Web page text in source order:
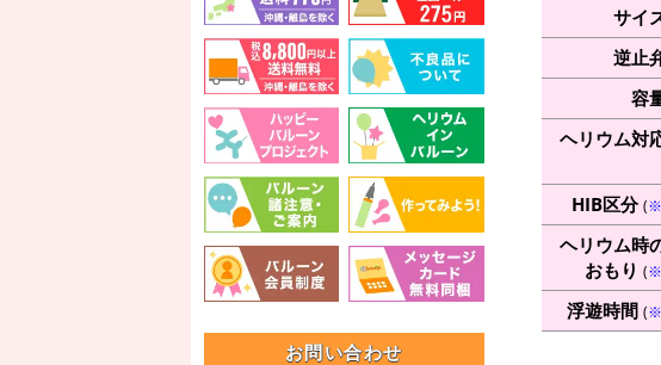
お問い合わせ
サイ
逆止
容
ヘリウム対
HIB区分(※
ヘリウム時
おもり (※
浮遊時間 (※